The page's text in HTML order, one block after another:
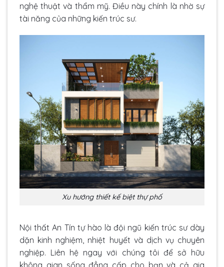
nghệ thuật và thẩm mỹ. Điều này chính là nhờ sự
tài năng của những kiến trúc sư.
Xu hướng thiết kế biệt thự phố
Nội thất An Tín tự hào là đội ngũ kiến trúc sư dày
dặn kinh nghiệm, nhiệt huyết và dịch vụ chuyên
nghiệp. Liên hệ ngay với chúng tôi để sở hữu